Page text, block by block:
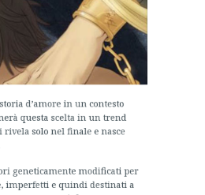
questa scelta in un trend
si rivela solo nel finale e nasce
geneticamente modificati per
imperfetti e quindi destinati a
mentreIason Mink
da compagnia diIason
e sottomesso, roba che fa